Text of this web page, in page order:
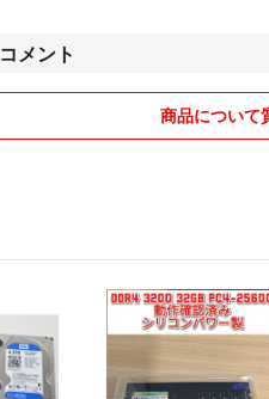
以上, 宜しくお願いいたします
コメント
商品について